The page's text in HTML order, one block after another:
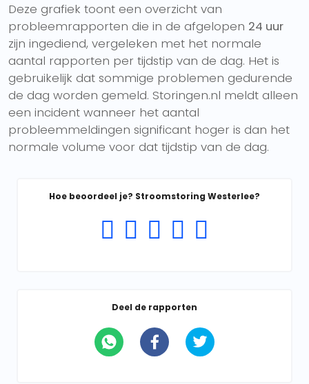
Deze grafiek toont een overzicht van
probleemrapporten die in de afgelopen 24 uur
zijn ingediend, vergeleken met het normale
aantal rapporten per tijdstip van de dag. Het is
gebruikelijk dat sommige problemen gedurende
de dag worden gemeld. Storingen.nl meldt alleen
een incident wanneer het aantal
probleemmeldingen significant hoger is dan het
normale volume voor dat tijdstip van de dag.
Hoe beoordeel je? Stroomstoring Westerlee?
Deel de rapporten